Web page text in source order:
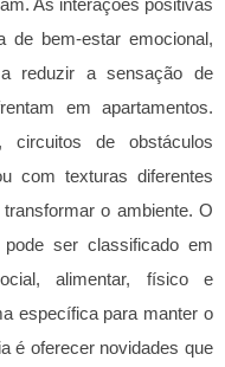
As interações positivas
de bem-estar emocional,
reduzir a sensação de
em apartamentos.
circuitos de obstáculos
com texturas diferentes
o ambiente. O
pode ser classificado em
alimentar, físico e
específica para manter o
é oferecer novidades que